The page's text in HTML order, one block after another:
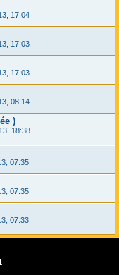
17:04
17:03
17:03
08:14
)
18:38
07:35
07:35
07:33